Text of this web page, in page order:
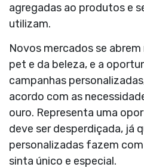
agregadas ao produtos e
utilizam.
Novos mercados se
pet e da beleza, e a
campanhas
acordo com as
ouro. Representa uma
deve ser desperdiçada, já
personalizadas fazem
sinta único e especial.